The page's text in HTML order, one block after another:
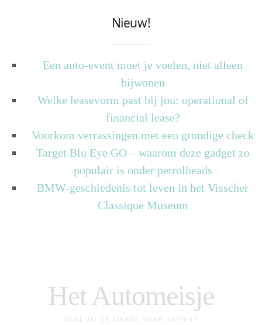
Nieuw!
Een auto-event moet je voelen, niet alleen
bijwonen
Welke leasevorm past bij jou: operational of
financial lease?
Voorkom verrassingen met een grondige check
Target Blu Eye GO – waarom deze gadget zo
populair is onder petrolheads
BMW-geschiedenis tot leven in het Visscher
Classique Museum
Het Automeisje
DEEL JIJ DE LIEFDE VOOR AUTO'S?